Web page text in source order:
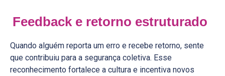
Feedback e retorno estruturado
Quando alguém reporta um erro e recebe retorno, sente
que contribuiu para a segurança coletiva. Esse
reconhecimento fortalece a cultura e incentiva novos